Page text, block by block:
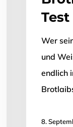
Test
Wer
und
endlich
8.